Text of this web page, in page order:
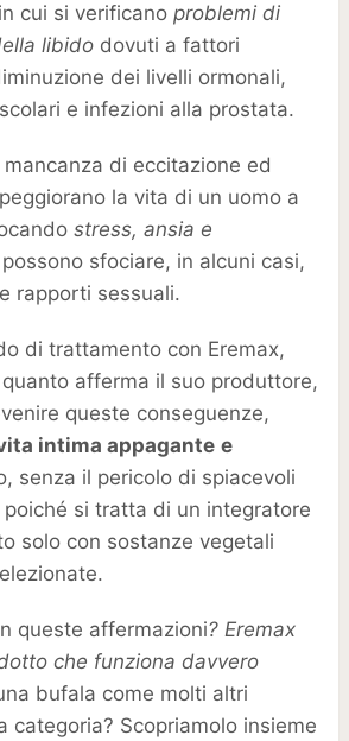
cui si verificano problemi di
libido dovuti a fattori
dei livelli ormonali,
e infezioni alla prostata.
di eccitazione ed
la vita di un uomo a
stress, ansia e
sfociare, in alcuni casi,
rapporti sessuali.
di trattamento con Eremax,
afferma il suo produttore,
queste conseguenze,
intima appagante e
senza il pericolo di spiacevoli
si tratta di un integratore
solo con sostanze vegetali
queste affermazioni? Eremax
che funziona davvero
bufala come molti altri
categoria? Scopriamolo insieme